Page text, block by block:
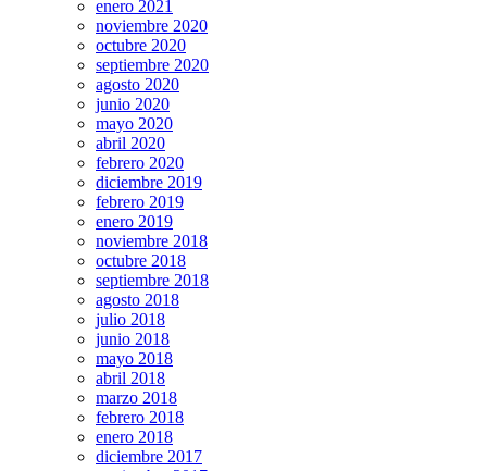
enero 2021
noviembre 2020
octubre 2020
septiembre 2020
agosto 2020
junio 2020
mayo 2020
abril 2020
febrero 2020
diciembre 2019
febrero 2019
enero 2019
noviembre 2018
octubre 2018
septiembre 2018
agosto 2018
julio 2018
junio 2018
mayo 2018
abril 2018
marzo 2018
febrero 2018
enero 2018
diciembre 2017